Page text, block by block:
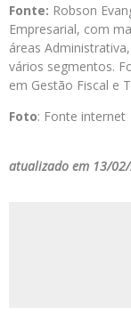
Fonte: Robson
Empresarial, com
áreas
vários segmentos.
em Gestão Fiscal e
Foto: Fonte internet
atualizado em 13/